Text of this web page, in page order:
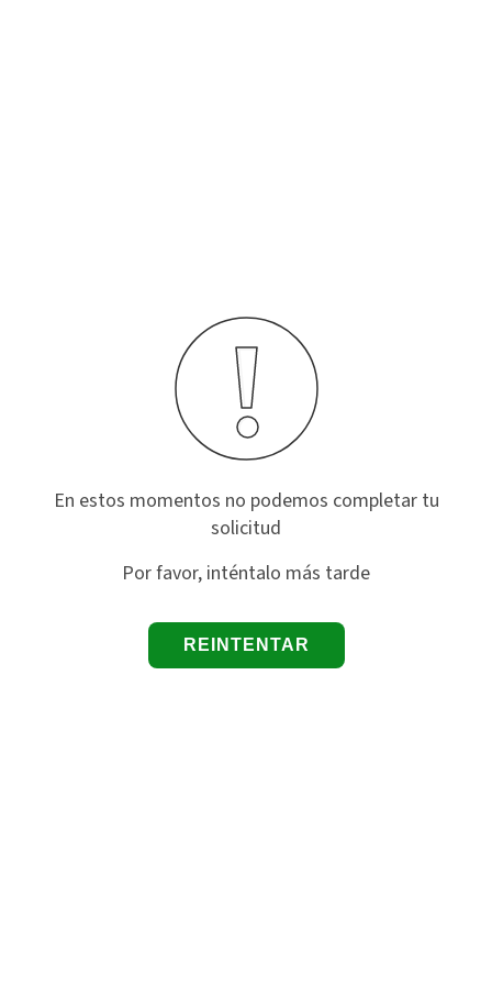
En estos momentos no podemos completar tu
solicitud
Por favor, inténtalo más tarde
REINTENTAR